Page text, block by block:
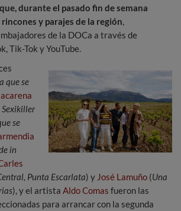
durante el pasado fin de semana
y parajes de la región,
de la DOCa a través de
Tik-Tok y YouTube.
que se
se
in
Punta Escarlata) y José Lamuño (Una
), y el artista Aldo Comas fueron las
para arrancar con la segunda